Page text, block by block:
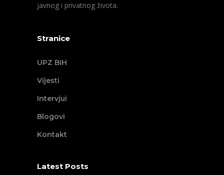
javnog i privatnog života.
Stranice
UPZ BIH
Vijesti
Intervjui
Blogovi
Kontakt
Latest Posts